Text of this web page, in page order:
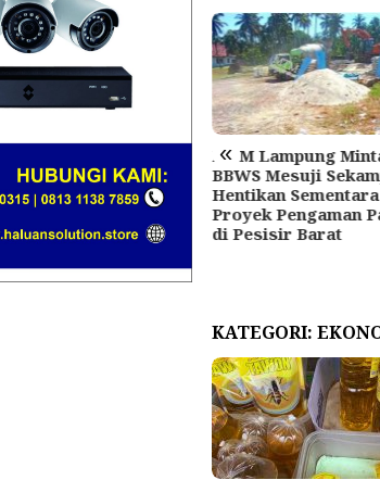
«
Akan Aksi di
Desak Dugaan
di Pemkab
MTM Lampung
BBWS Mesuji
Hentikan Sementara
Proyek Pengaman
di Pesisir Barat
KATEGORI: